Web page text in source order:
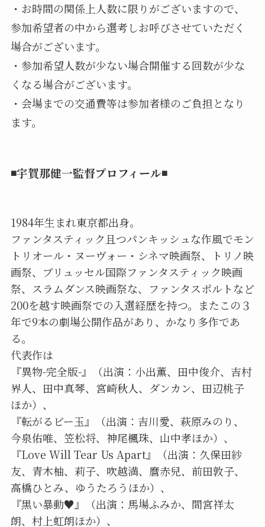
・お時間の関係上人数に限りがございますので、
参加希望者の中から選考しお呼びさせていただく
場合がございます。
・参加希望人数が少ない場合開催する回数が少な
くなる場合がございます。
・会場までの交通費等は参加者様のご負担となり
ます。
◾️宇賀那健一監督プロフィール◾️
1984年生まれ東京都出身。
ファンタスティック且つパンキッシュな作風でモン
トリオール・ヌーヴォー・シネマ映画祭、トリノ映
画祭、ブリュッセル国際ファンタスティック映画
祭、スラムダンス映画祭な、ファンタスポルトなど
200を越す映画祭での入選経歴を持つ。またこの３
年で9本の劇場公開作品があり、かなり多作であ
る。
代表作は
『異物-完全版-』（出演：小出薫、田中俊介、吉村
界人、田中真琴、宮崎秋人、ダンカン、田辺桃子
ほか）、
『転がるビー玉』（出演：吉川愛、萩原みのり、
今泉佑唯、笠松将、神尾楓珠、山中孝ほか）、
『Love Will Tear Us Apart』（出演：久保田紗
友、青木柚、莉子、吹越満、麿赤兒、前田敦子、
高橋ひとみ、ゆうたろうほか）、
『黒い暴動♥』（出演：馬場ふみか、間宮祥太
朗、村上虹朗ほか）、